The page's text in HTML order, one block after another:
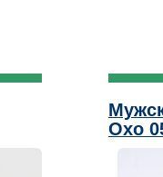
Oxo